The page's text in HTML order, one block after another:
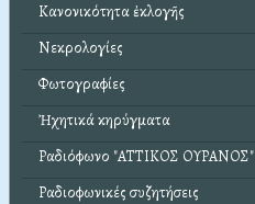
Κανονικότητα ἐκλογῆς
Νεκρολογίες
Φωτογραφίες
Ἠχητικά κηρύγματα
Ραδιόφωνο "ΑΤΤΙΚΟΣ ΟΥΡΑΝΟΣ"
Ραδιοφωνικές συζητήσεις